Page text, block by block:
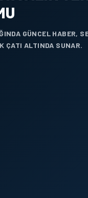
GÜNCEL HABER,
ÇATI ALTINDA SUNAR.